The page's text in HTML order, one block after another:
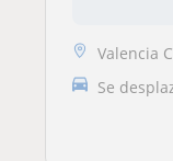
Valencia
Se